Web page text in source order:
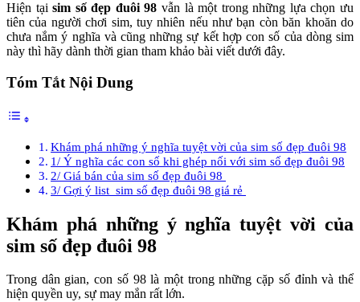
Hiện tạisim số đẹp đuôi 98 vẫn là một trong những lựa chọn ưu
tiên của người chơi sim, tuy nhiên nếu như bạn còn băn khoăn do
chưa nắm ý nghĩa và cũng những sự kết hợp con số của dòng sim
này thì hãy dành thời gian tham khảo bài viết dưới đây.
Tóm Tắt Nội Dung
Khám phá những ý nghĩa tuyệt vời của sim số đẹp đuôi 98
1/ Ý nghĩa các con số khi ghép nối với sim số đẹp đuôi 98
2/ Giá bán của sim số đẹp đuôi 98
3/ Gợi ý list sim số đẹp đuôi 98 giá rẻ
Khám phá những ý nghĩa tuyệt vời của
sim số đẹp đuôi 98
Trong dân gian, con số 98 là một trong những cặp số đỉnh và thể
hiện quyền uy, sự may mắn rất lớn.